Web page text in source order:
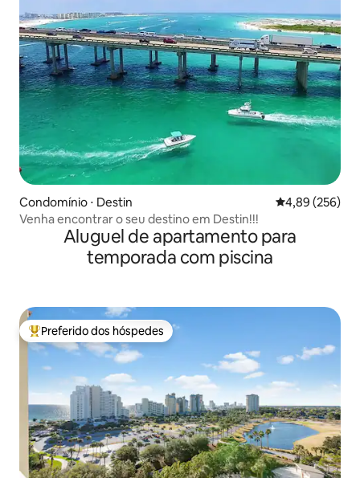
Condomínio ⋅ Destin 4,89 de uma
4,89 (256)
Venha encontrar o seu destino em Destin!!!
Aluguel de apartamento para
temporada com piscina
Entre os melhores preferidos dos hóspedes
Preferido dos hóspedes